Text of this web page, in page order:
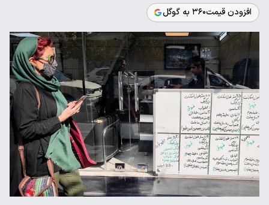
افزودن قیمت۳۶۰ به گوگل